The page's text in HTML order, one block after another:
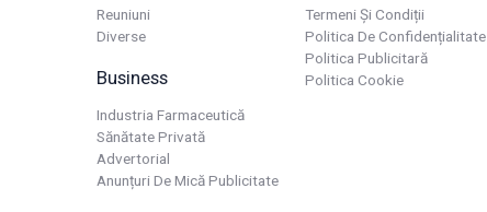
Reuniuni
Diverse
Business
Industria Farmaceutică
Sănătate Privată
Advertorial
Anunțuri De Mică Publicitate
Termeni Și Condiții
Politica De Confidențialitate
Politica Publicitară
Politica Cookie